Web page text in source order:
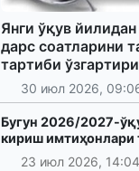
Янги ўқув
дарс соатларини
тартиби
30 июл 2026,
Бугун 2026/2027-
кириш имтиҳонлари
23 июл 2026, 14:04